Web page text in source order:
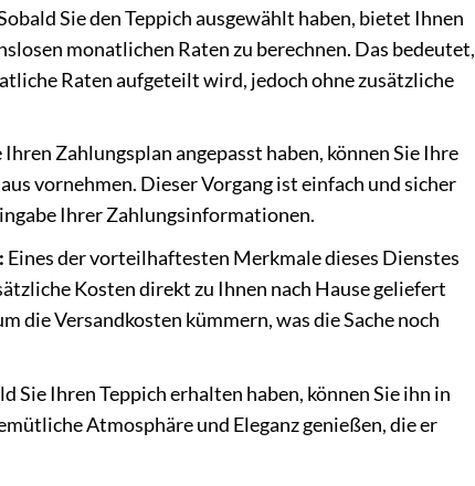
Sie den Teppich ausgewählt haben, bietet Ihnen
monatlichen Raten zu berechnen. Das bedeutet,
Raten aufgeteilt wird, jedoch ohne zusätzliche
Ihren Zahlungsplan angepasst haben, können Sie Ihre
vornehmen. Dieser Vorgang ist einfach und sicher
Ihrer Zahlungsinformationen.
Eines der vorteilhaftesten Merkmale dieses Dienstes
Kosten direkt zu Ihnen nach Hause geliefert
die Versandkosten kümmern, was die Sache noch
Sie Ihren Teppich erhalten haben, können Sie ihn in
Atmosphäre und Eleganz genießen, die er